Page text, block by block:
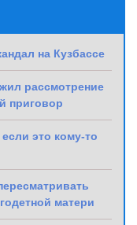
на Кузбассе
рассмотрение
приговор
это кому-то
матери